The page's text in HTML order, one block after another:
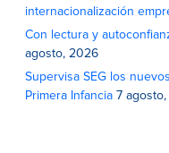
internacionalización
Con lectura y
agosto, 2026
Supervisa SEG los
Primera Infancia 7